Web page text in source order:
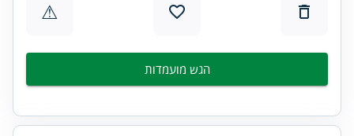
⚠
הגש מועמדות